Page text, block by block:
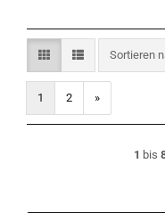
Sortieren
Sortieren
1 2 »
1 bis